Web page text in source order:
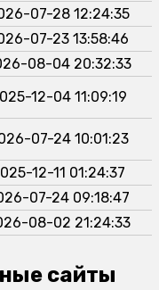
07-28 12:24:35
07-23 13:58:46
08-04 20:32:33
12-04 11:09:19
07-24 10:01:23
12-11 01:24:37
07-24 09:18:47
08-02 21:24:33
сайты